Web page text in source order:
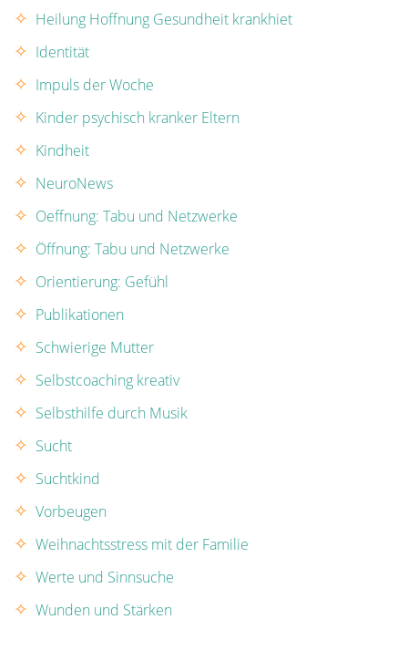
Heilung Hoffnung Gesundheit krankhiet
Identität
Impuls der Woche
Kinder psychisch kranker Eltern
Kindheit
NeuroNews
Oeffnung: Tabu und Netzwerke
Öffnung: Tabu und Netzwerke
Orientierung: Gefühl
Publikationen
Schwierige Mutter
Selbstcoaching kreativ
Selbsthilfe durch Musik
Sucht
Suchtkind
Vorbeugen
Weihnachtsstress mit der Familie
Werte und Sinnsuche
Wunden und Stärken